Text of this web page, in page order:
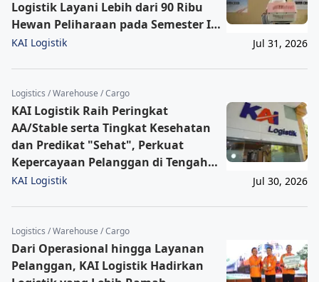
Logistik Layani Lebih dari 90 Ribu
Hewan Peliharaan pada Semester I
2026
KAI Logistik Jul 31, 2026
Logistics / Warehouse / Cargo
KAI Logistik Raih Peringkat
AA/Stable serta Tingkat Kesehatan
dan Predikat "Sehat", Perkuat
Kepercayaan Pelanggan di Tengah
Dinamika Industri
KAI Logistik Jul 30, 2026
Logistics / Warehouse / Cargo
Dari Operasional hingga Layanan
Pelanggan, KAI Logistik Hadirkan